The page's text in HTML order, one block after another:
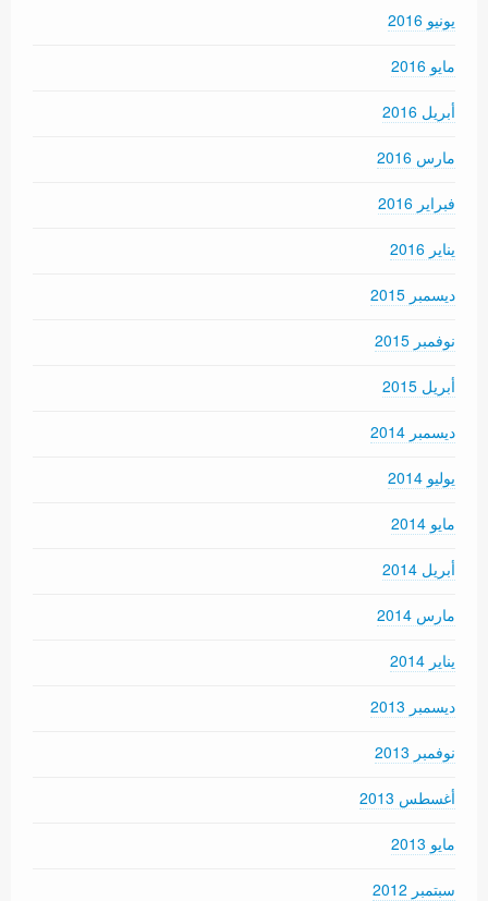
يونيو 2016
مايو 2016
أبريل 2016
مارس 2016
فبراير 2016
يناير 2016
ديسمبر 2015
نوفمبر 2015
أبريل 2015
ديسمبر 2014
يوليو 2014
مايو 2014
أبريل 2014
مارس 2014
يناير 2014
ديسمبر 2013
نوفمبر 2013
أغسطس 2013
مايو 2013
سبتمبر 2012